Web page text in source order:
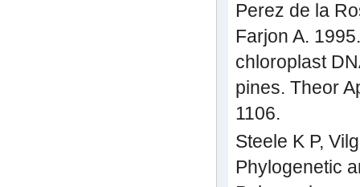
Perez de la
Farjon A.
chloroplast
pines. Theor
1106.
Steele K P,
Phylogenetic